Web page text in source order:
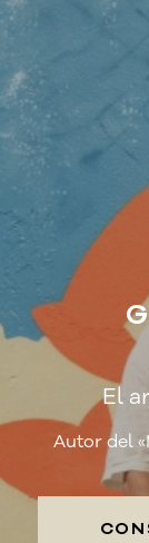
El
Autor del